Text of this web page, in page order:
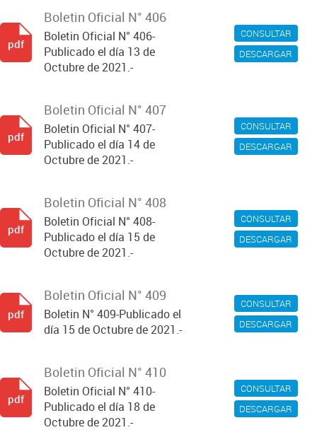
CONSULTAR
DESCARGAR
Boletin Oficial N° 406
Boletin Oficial N° 406-
Publicado el día 13 de
Octubre de 2021.-
pdf
CONSULTAR
DESCARGAR
Boletin Oficial N° 407
Boletin Oficial N° 407-
Publicado el día 14 de
Octubre de 2021.-
pdf
CONSULTAR
DESCARGAR
Boletin Oficial N° 408
Boletin Oficial N° 408-
Publicado el día 15 de
Octubre de 2021.-
pdf
CONSULTAR
DESCARGAR
Boletin Oficial N° 409
Boletin N° 409-Publicado el
día 15 de Octubre de 2021.-
pdf
CONSULTAR
DESCARGAR
Boletin Oficial N° 410
Boletin Oficial N° 410-
Publicado el día 18 de
Octubre de 2021.-
pdf